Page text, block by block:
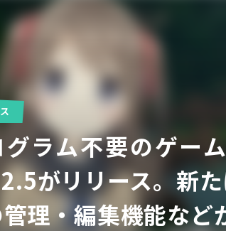
ル
する
ト
め
ュー
ードウェア
グラム不要のゲー
がリリース。新
理・編集機能など